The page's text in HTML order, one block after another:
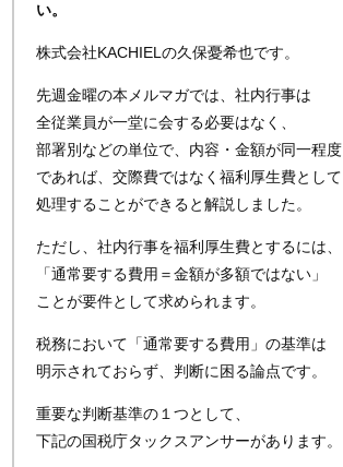
い。
株式会社KACHIELの久保憂希也です。
先週金曜の本メルマガでは、社内行事は
全従業員が一堂に会する必要はなく、
部署別などの単位で、内容・金額が同一程度
であれば、交際費ではなく福利厚生費として
処理することができると解説しました。
ただし、社内行事を福利厚生費とするには、
「通常要する費用＝金額が多額ではない」
ことが要件として求められます。
税務において「通常要する費用」の基準は
明示されておらず、判断に困る論点です。
重要な判断基準の１つとして、
下記の国税庁タックスアンサーがあります。